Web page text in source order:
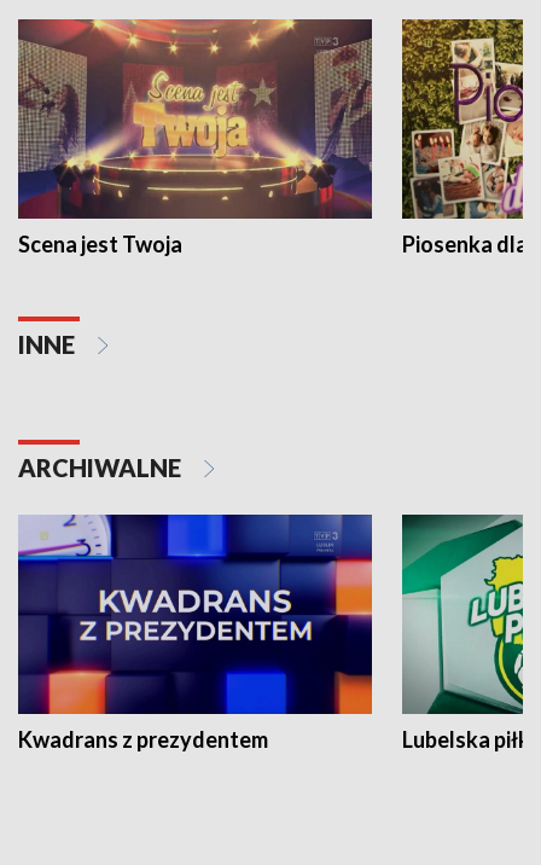
Scena jest Twoja Piosenka dla
INNE
ARCHIWALNE
Kwadrans z prezydentem Lubelska piłka